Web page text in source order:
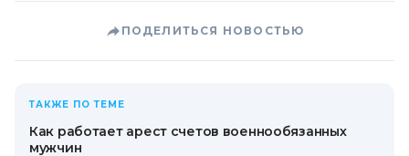
ПОДЕЛИТЬСЯ НОВОСТЬЮ
ТАКЖЕ ПО ТЕМЕ
Как работает арест счетов военнообязанных
мужчин